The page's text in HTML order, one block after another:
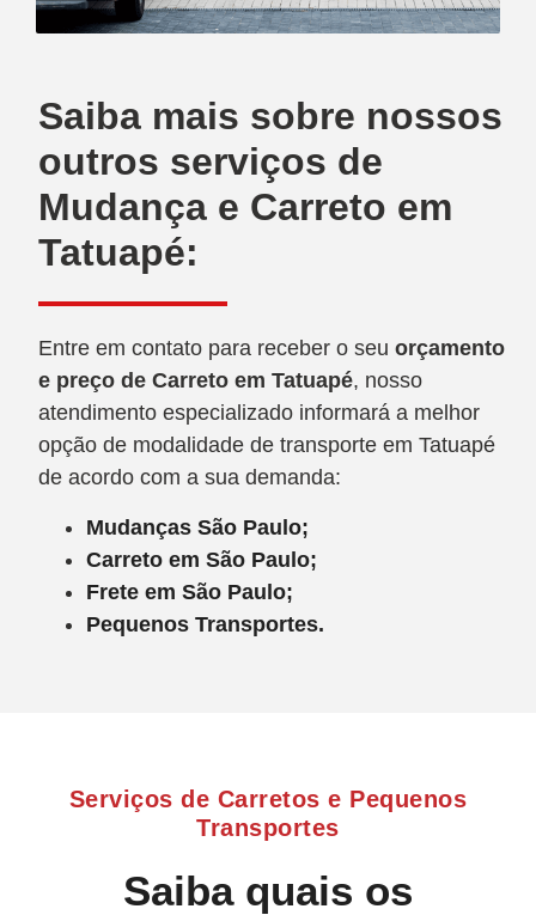
Saiba mais sobre nossos
outros serviços de
Mudança e Carreto em
Tatuapé:
Entre em contato para receber o seu orçamento
e preço de Carreto em Tatuapé, nosso
atendimento especializado informará a melhor
opção de modalidade de transporte em Tatuapé
de acordo com a sua demanda:
Mudanças São Paulo;
Carreto em São Paulo;
Frete em São Paulo;
Pequenos Transportes.
Serviços de Carretos e Pequenos
Transportes
Saiba quais os